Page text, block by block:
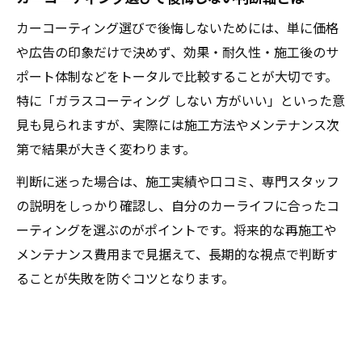
カーコーティング選びで後悔しないためには、単に価格
や広告の印象だけで決めず、効果・耐久性・施工後のサ
ポート体制などをトータルで比較することが大切です。
特に「ガラスコーティング しない 方がいい」といった意
見も見られますが、実際には施工方法やメンテナンス次
第で結果が大きく変わります。
判断に迷った場合は、施工実績や口コミ、専門スタッフ
の説明をしっかり確認し、自分のカーライフに合ったコ
ーティングを選ぶのがポイントです。将来的な再施工や
メンテナンス費用まで見据えて、長期的な視点で判断す
ることが失敗を防ぐコツとなります。